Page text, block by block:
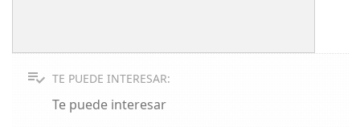
TE PUEDE INTERESAR:
Te puede interesar